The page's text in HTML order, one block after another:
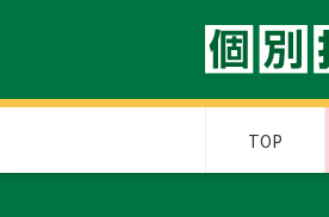
TOP